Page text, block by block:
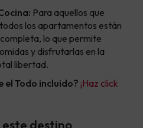
Para aquellos que
los apartamentos están
lo que permite
y disfrutarlas en la
libertad.
el Todo incluido? ¡Haz click
destino